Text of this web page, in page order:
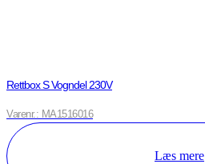
Rettbox S Vogndel 230V
Varenr.: MA1516016
Læs mere